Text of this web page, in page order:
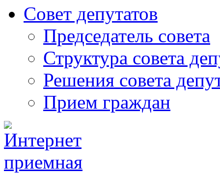
Совет депутатов
Председатель совета
Структура совета
Решения совета
Прием граждан